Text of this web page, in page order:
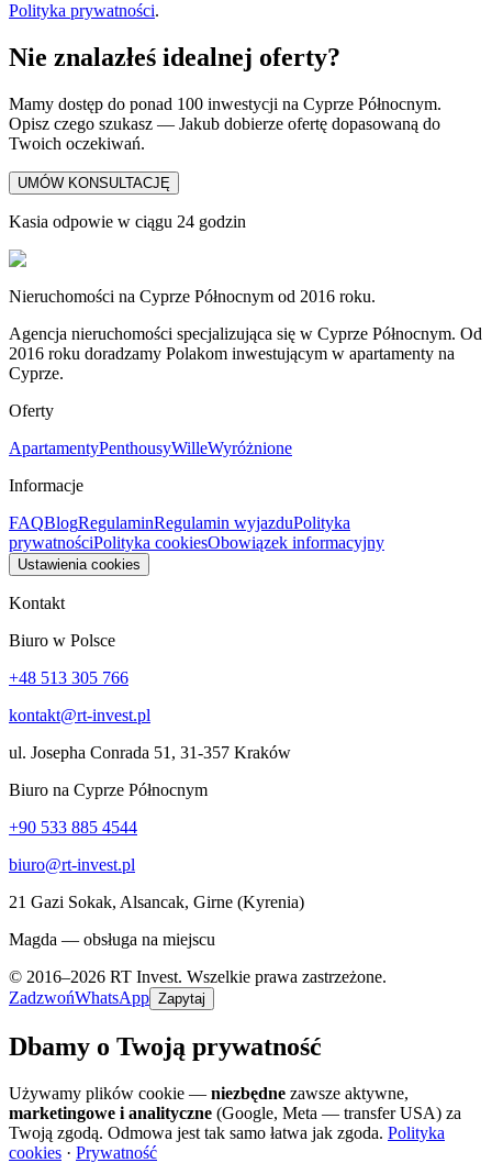
Polityka prywatności.
Nie znalazłeś idealnej oferty?
Mamy dostęp do ponad 100 inwestycji na Cyprze Północnym.
Opisz czego szukasz — Jakub dobierze ofertę dopasowaną do
Twoich oczekiwań.
UMÓW KONSULTACJĘ
Kasia odpowie w ciągu 24 godzin
Nieruchomości na Cyprze Północnym od 2016 roku.
Agencja nieruchomości specjalizująca się w Cyprze Północnym. Od
2016 roku doradzamy Polakom inwestującym w apartamenty na
Cyprze.
Oferty
ApartamentyPenthousyWilleWyróżnione
Informacje
FAQBlogRegulaminRegulamin wyjazduPolityka
prywatnościPolityka cookiesObowiązek informacyjny
Ustawienia cookies
Kontakt
Biuro w Polsce
+48 513 305 766
kontakt@rt-invest.pl
ul. Josepha Conrada 51, 31-357 Kraków
Biuro na Cyprze Północnym
+90 533 885 4544
biuro@rt-invest.pl
21 Gazi Sokak, Alsancak, Girne (Kyrenia)
Magda — obsługa na miejscu
© 2016–2026 RT Invest. Wszelkie prawa zastrzeżone.
ZadzwońWhatsApp Zapytaj
Dbamy o Twoją prywatność
Używamy plików cookie — niezbędne zawsze aktywne,
marketingowe i analityczne (Google, Meta — transfer USA) za
Twoją zgodą. Odmowa jest tak samo łatwa jak zgoda. Polityka
cookies · Prywatność